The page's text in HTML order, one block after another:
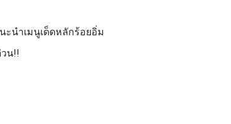
นำเมนูเด็ดหลักร้อยอิ่ม
น!!